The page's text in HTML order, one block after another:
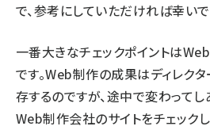
で、参考にしていただければ幸いで
一番大きなチェックポイントは
です。Web制作の成果はディレク
存するのですが、途中で変わってし
Web制作会社のサイトをチェック